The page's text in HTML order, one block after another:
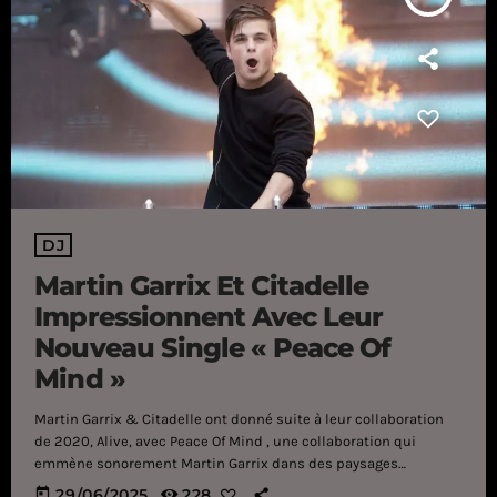
DJ
Martin Garrix Et Citadelle
Impressionnent Avec Leur
Nouveau Single « Peace Of
Mind »
Martin Garrix & Citadelle ont donné suite à leur collaboration
de 2020, Alive, avec Peace Of Mind , une collaboration qui
emmène sonorement Martin Garrix dans des paysages
musicaux qu'il visite rarement. Martin Garrix n'a pas hésité à
today